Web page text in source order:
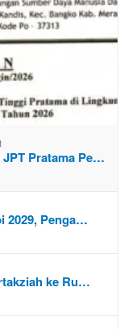
Pratama Pe…
2029, Penga…
ke Ru…